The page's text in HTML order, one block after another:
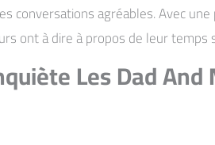
conversations agréables. Avec
ont à dire à propos de leur temps
Les Dad And